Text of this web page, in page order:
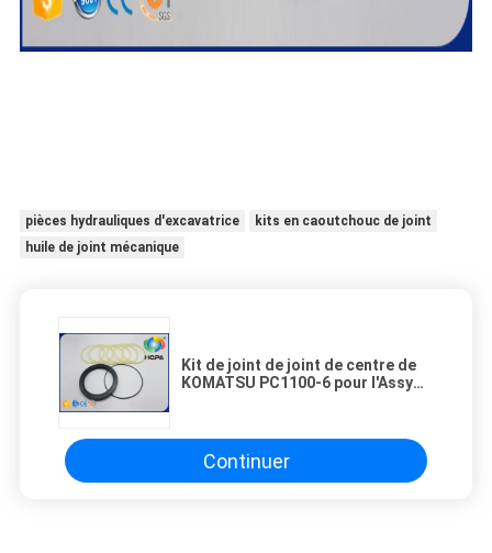
pièces hydrauliques d'excavatrice
kits en caoutchouc de joint
huile de joint mécanique
Kit de joint de joint de centre de
KOMATSU PC1100-6 pour l'Assy
Continuer